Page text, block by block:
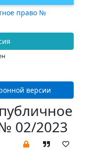
право №
версии
02/2023